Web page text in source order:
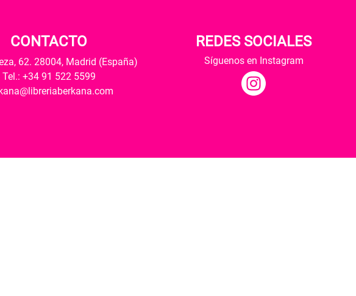
CONTACTO
62. 28004, Madrid (España)
Tel.: +34 91 522 5599
REDES SOCIALES
Síguenos en Instagram